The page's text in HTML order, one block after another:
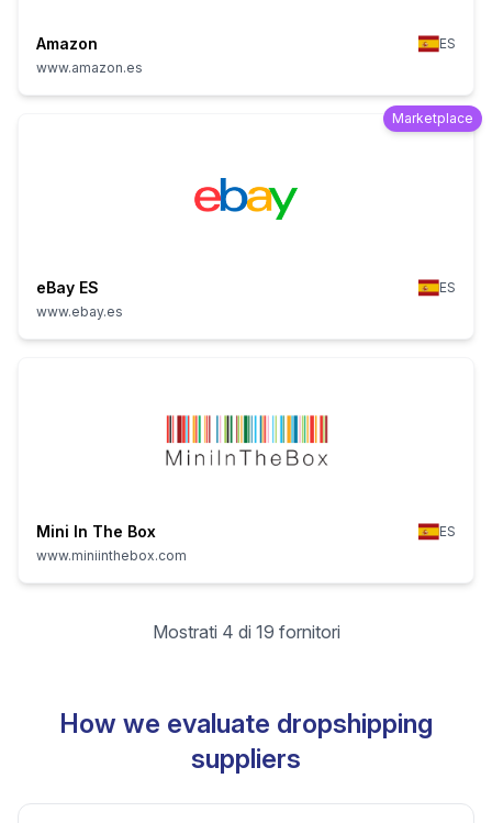
Amazon
ES
www.amazon.es
Marketplace
eBay ES
ES
www.ebay.es
Mini In The Box
ES
www.miniinthebox.com
Mostrati 4 di 19 fornitori
How we evaluate dropshipping
suppliers